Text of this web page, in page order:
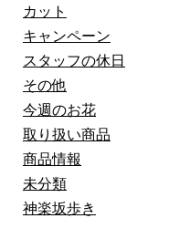
カット
キャンペーン
スタッフの休日
その他
今週のお花
取り扱い商品
商品情報
未分類
神楽坂歩き